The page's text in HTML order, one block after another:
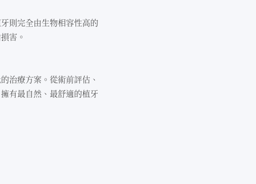
則完全由⽣物相容性⾼的
害。
治療⽅案。從術前評估、
有最⾃然、最舒適的植牙